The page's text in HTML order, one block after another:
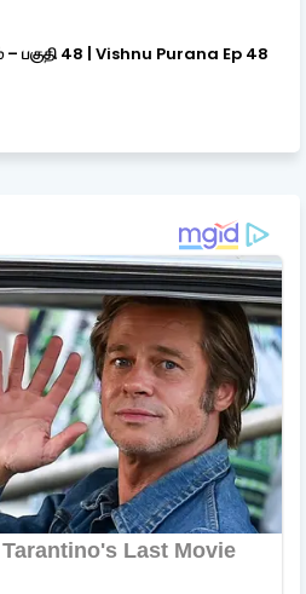
– பகுதி 48 | Vishnu Purana Ep 48